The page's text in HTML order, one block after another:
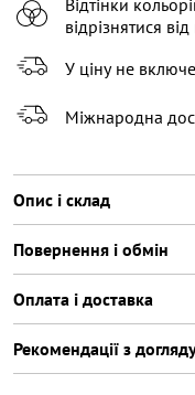
XXXL
відрізнятися
У ціну не
Міжнародна
Опис і склад
Повернення і обмін
Оплата і доставка
Рекомендації з